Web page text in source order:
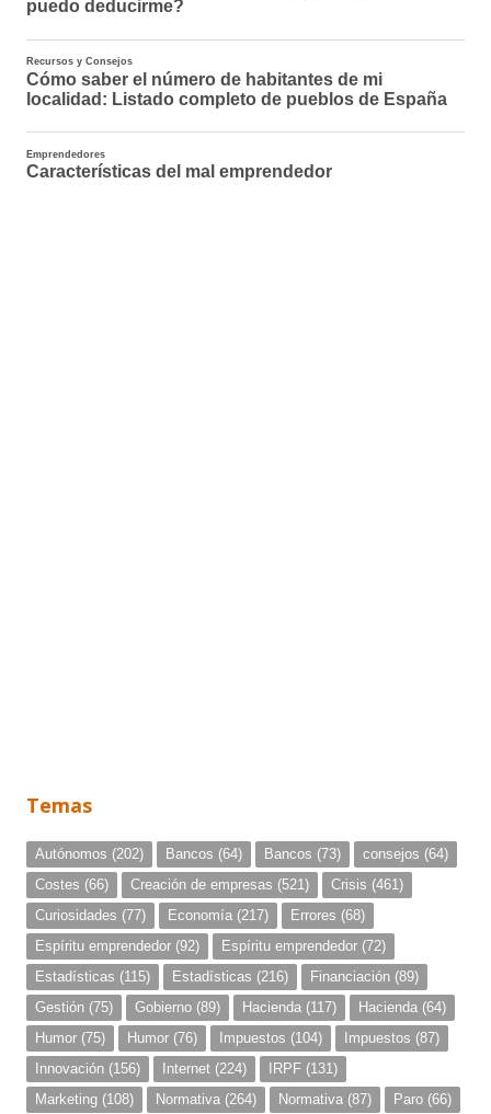
Temas
Autónomos (202) Bancos (64) Bancos (73) consejos (64)
Costes (66) Creación de empresas (521) Crisis (461)
Curiosidades (77) Economía (217) Errores (68)
Espíritu emprendedor (92) Espíritu emprendedor (72)
Estadísticas (115) Estadísticas (216) Financiación (89)
Gestión (75) Gobierno (89) Hacienda (117) Hacienda (64)
Humor (75) Humor (76) Impuestos (104) Impuestos (87)
Innovación (156) Internet (224) IRPF (131)
Marketing (108) Normativa (264) Normativa (87) Paro (66)